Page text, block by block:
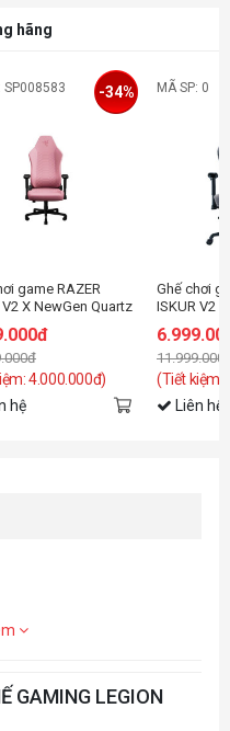
hãng
SP008583
game RAZER
V2 X NewGen Quartz
4.000.000đ)
-34%
hệ
MÃ SP: 0
Ghế chơi
ISKUR V2
(Tiết kiệm:
Liên hệ
GAMING LEGION